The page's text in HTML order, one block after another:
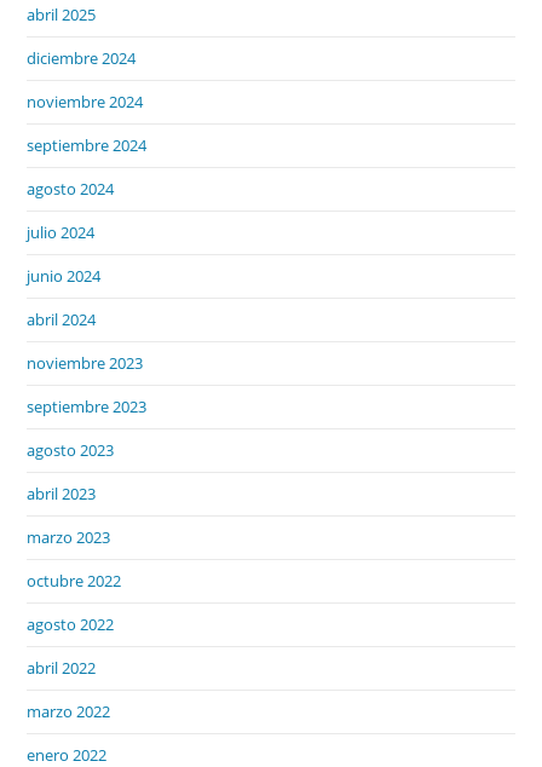
abril 2025
diciembre 2024
noviembre 2024
septiembre 2024
agosto 2024
julio 2024
junio 2024
abril 2024
noviembre 2023
septiembre 2023
agosto 2023
abril 2023
marzo 2023
octubre 2022
agosto 2022
abril 2022
marzo 2022
enero 2022